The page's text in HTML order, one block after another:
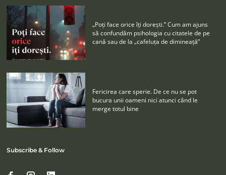
„Poţi face orice îţi doreşti.” Cum am ajuns
să confundăm psihologia cu citatele de pe
cană sau de la „cafeluţa de dimineaţă”
Fericirea care sperie. De ce nu se pot
bucura unii oameni nici atunci când le
merge totul bine
Subscribe & Follow